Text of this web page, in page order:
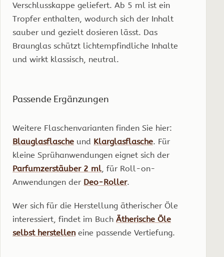
Verschlusskappe geliefert. Ab 5 ml ist ein
Tropfer enthalten, wodurch sich der Inhalt
sauber und gezielt dosieren lässt. Das
Braunglas schützt lichtempfindliche Inhalte
und wirkt klassisch, neutral.
Passende Ergänzungen
Weitere Flaschenvarianten finden Sie hier:
Blauglasflasche und Klarglasflasche. Für
kleine Sprühanwendungen eignet sich der
Parfumzerstäuber 2 ml, für Roll-on-
Anwendungen der Deo-Roller.
Wer sich für die Herstellung ätherischer Öle
interessiert, findet im Buch Ätherische Öle
selbst herstellen eine passende Vertiefung.